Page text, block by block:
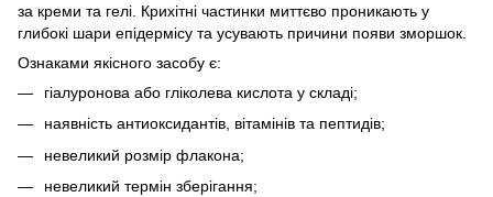
за креми та гелі. Крихітні частинки миттєво проникають у
глибокі шари епідермісу та усувають причини появи зморшок.
Ознаками якісного засобу є:
гіалуронова або гліколева кислота у складі;
наявність антиоксидантів, вітамінів та пептидів;
невеликий розмір флакона;
невеликий термін зберігання;